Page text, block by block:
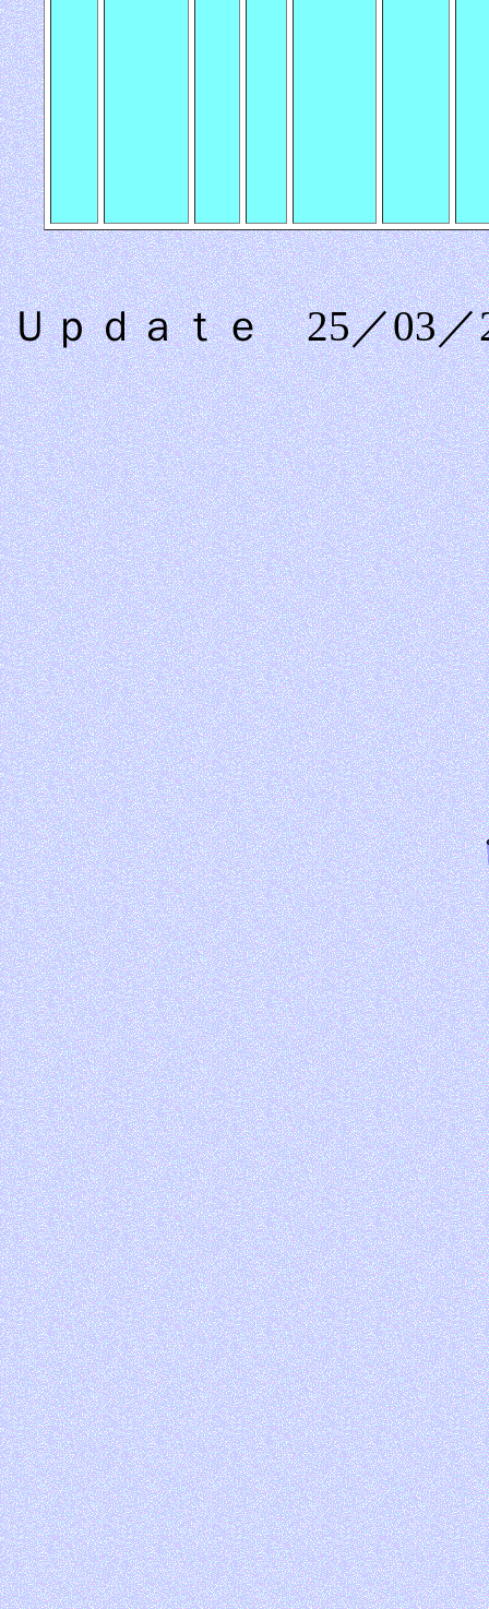
Ｕｐｄａｔｅ 25／03／